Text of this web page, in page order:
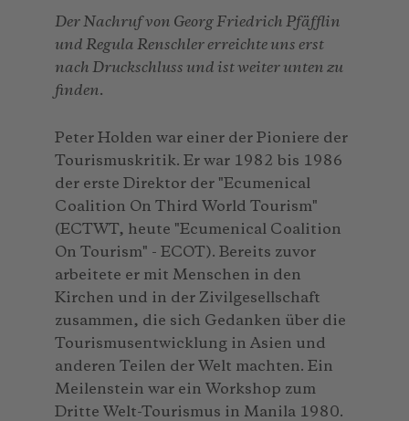
Der Nachruf von Georg Friedrich Pfäfflin
und Regula Renschler erreichte uns erst
nach Druckschluss und ist weiter unten zu
finden.
Peter Holden war einer der Pioniere der
Tourismuskritik. Er war 1982 bis 1986
der erste Direktor der "Ecumenical
Coalition On Third World Tourism"
(ECTWT, heute "Ecumenical Coalition
On Tourism" - ECOT). Bereits zuvor
arbeitete er mit Menschen in den
Kirchen und in der Zivilgesellschaft
zusammen, die sich Gedanken über die
Tourismusentwicklung in Asien und
anderen Teilen der Welt machten. Ein
Meilenstein war ein Workshop zum
Dritte Welt-Tourismus in Manila 1980.